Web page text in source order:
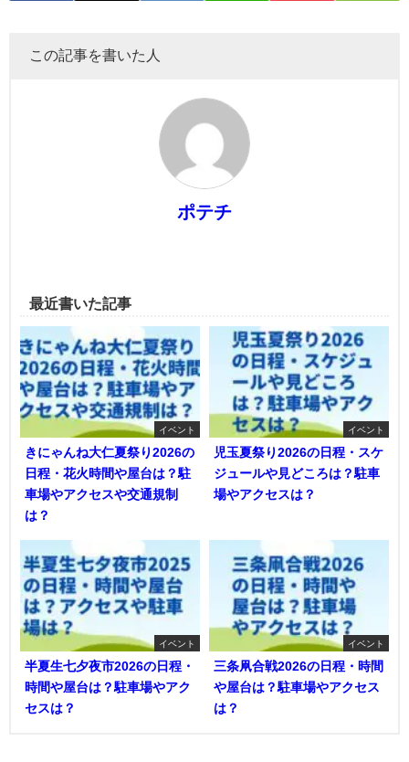
この記事を書いた人
ポテチ
最近書いた記事
イベント
きにゃんね大仁夏祭り2026の
日程・花火時間や屋台は？駐
車場やアクセスや交通規制
は？
イベント
児玉夏祭り2026の日程・スケ
ジュールや見どころは？駐車
場やアクセスは？
イベント
半夏生七夕夜市2026の日程・
時間や屋台は？駐車場やアク
セスは？
イベント
三条凧合戦2026の日程・時間
や屋台は？駐車場やアクセス
は？